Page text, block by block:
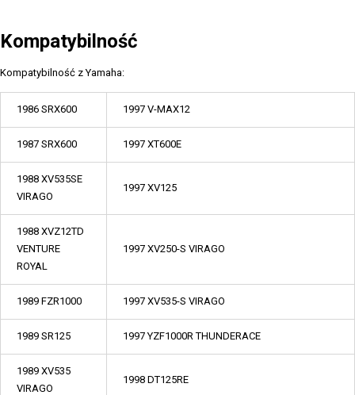
Kompatybilność
Kompatybilność z Yamaha:
1986 SRX600 1997 V-MAX12
1987 SRX600 1997 XT600E
1988 XV535SE
VIRAGO
1997 XV125
1988 XVZ12TD
VENTURE
ROYAL
1997 XV250-S VIRAGO
1989 FZR1000 1997 XV535-S VIRAGO
1989 SR125 1997 YZF1000R THUNDERACE
1989 XV535
VIRAGO
1998 DT125RE